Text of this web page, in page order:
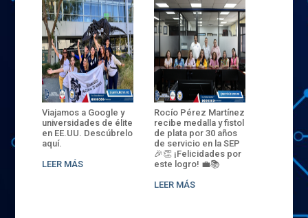
Viajamos a Google y
universidades de élite
en EE.UU. Descúbrelo
aquí.
LEER MÁS
Rocío Pérez Martínez
recibe medalla y fistol
de plata por 30 años
de servicio en la SEP
🎉👏 ¡Felicidades por
este logro! 💼📚
LEER MÁS
ENECB-
del
batalla.
32
sede